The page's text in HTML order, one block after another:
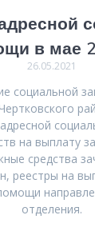
в мае
26.05.2021
на
средства
реестры на
отделения.